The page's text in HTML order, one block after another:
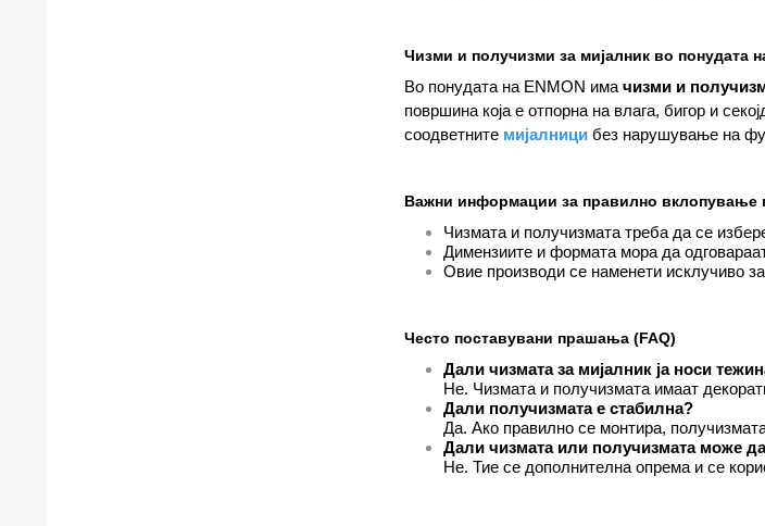
Чизми и получизми за мијалник во понудата
Во понудата на ENMON има чизми и
површина која е отпорна на влага, бигор и
соодветните мијалницибез нарушување на
Важни информации за правилно вклопување
Чизмата и получизмата треба да се
Димензиите и формата мора да
Овие производи се наменети исклучиво
Често поставувани прашања (FAQ)
Дали чизмата за мијалник ја носи
Не. Чизмата и получизмата имаат
Дали получизмата е стабилна?
Да. Ако правилно се монтира,
Дали чизмата или получизмата може да
Не. Тие се дополнителна опрема и се